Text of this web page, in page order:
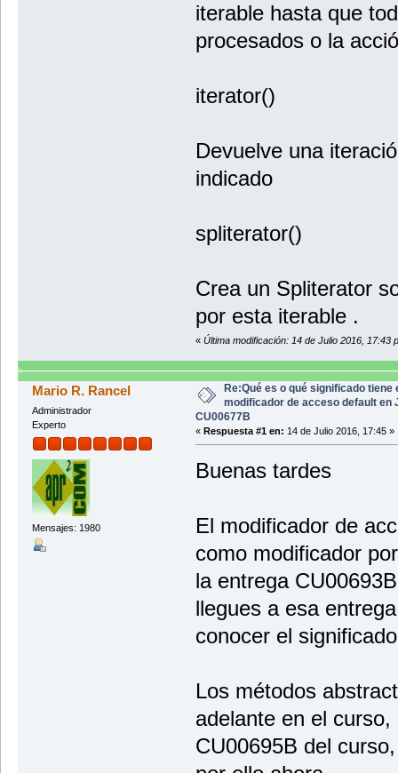
iterable hasta que
procesados ​​o la
iterator()
Devuelve una
indicado
spliterator()
Crea un Spliterator
por esta iterable .
« Última modificación: 14 de Julio 2016, 17:43
Mario R. Rancel
Administrador
Experto
Mensajes: 1980
Re:Qué es o qué significado tiene
modificador de acceso default en
CU00677B
« Respuesta #1 en: 14 de Julio 2016, 17:45 »
Buenas tardes
El modificador de
como modificador
la entrega
llegues a esa
conocer el
Los métodos
adelante en el
CU00695B del